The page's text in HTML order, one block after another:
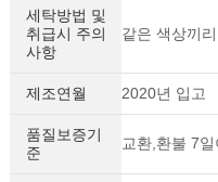
세탁방법 및
취급시 주의
사항
같은 색상끼
제조연월 2020년 입고
품질보증기
준
교환,환불 7일